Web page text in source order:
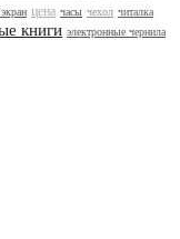
цена часы чехол читалка
книги электронные чернила